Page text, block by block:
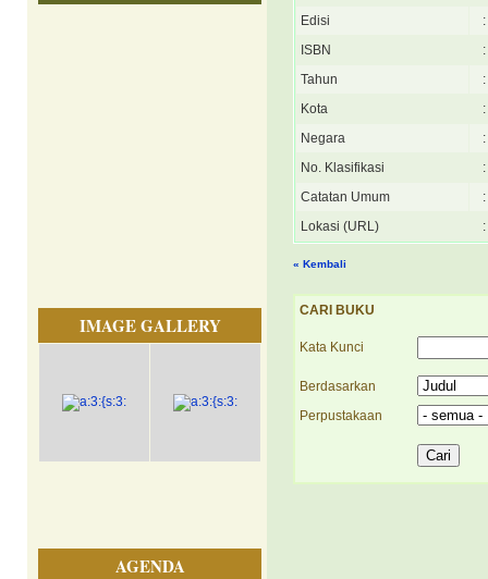
IMAGE GALLERY
AGENDA
Edisi
:
ISBN
:
Tahun
:
Kota
:
Negara
:
No. Klasifikasi
:
Catatan Umum
:
Lokasi (URL)
:
« Kembali
CARI BUKU
Kata Kunci
Berdasarkan
Perpustakaan